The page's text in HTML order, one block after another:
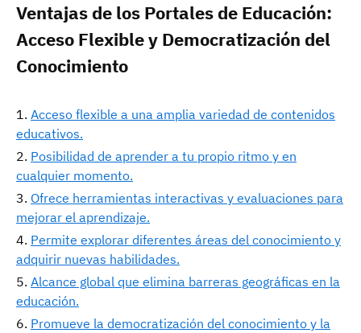
Ventajas de los Portales de Educación:
Acceso Flexible y Democratización del
Conocimiento
Acceso flexible a una amplia variedad de contenidos
educativos.
Posibilidad de aprender a tu propio ritmo y en
cualquier momento.
Ofrece herramientas interactivas y evaluaciones para
mejorar el aprendizaje.
Permite explorar diferentes áreas del conocimiento y
adquirir nuevas habilidades.
Alcance global que elimina barreras geográficas en la
educación.
Promueve la democratización del conocimiento y la